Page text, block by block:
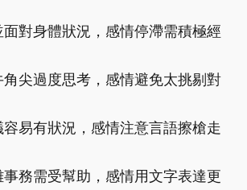
對身體狀況，感情停滯需積極經
尖過度思考，感情避免太挑剔對
易有狀況，感情注意言語擦槍走
務需受幫助，感情用文字表達更